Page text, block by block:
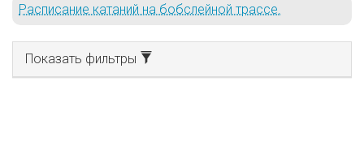
Расписание катаний на бобслейной трассе.
Показать фильтры